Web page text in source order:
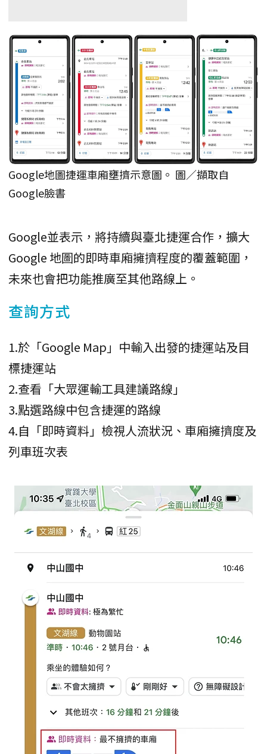
Google地圖捷運車廂壅擠示意圖。 圖／擷取自
Google臉書
Google並表示，將持續與臺北捷運合作，擴大
Google 地圖的即時車廂擁擠程度的覆蓋範圍，
未來也會把功能推廣至其他路線上。
查詢方式
1.於「Google Map」中輸入出發的捷運站及目
標捷運站
2.查看「大眾運輸工具建議路線」
3.點選路線中包含捷運的路線
4.自「即時資料」檢視人流狀況、車廂擁擠度及
列車班次表